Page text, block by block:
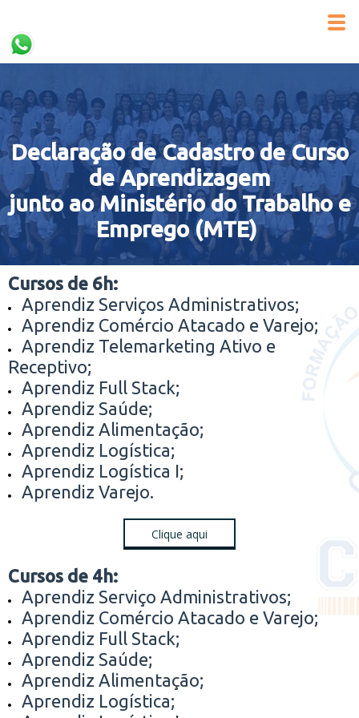
Declaração de Cadastro de Curso
de Aprendizagem
junto ao Ministério do Trabalho e
Emprego (MTE)
Cursos de 6h:
Aprendiz Serviços Administrativos;
Aprendiz Comércio Atacado e Varejo;
Aprendiz Telemarketing Ativo e
Receptivo;
Aprendiz Full Stack;
Aprendiz Saúde;
Aprendiz Alimentação;
Aprendiz Logística;
Aprendiz Logística I;
Aprendiz Varejo.
Clique aqui
Cursos de 4h:
Aprendiz Serviço Administrativos;
Aprendiz Comércio Atacado e Varejo;
Aprendiz Full Stack;
Aprendiz Saúde;
Aprendiz Alimentação;
Aprendiz Logística;